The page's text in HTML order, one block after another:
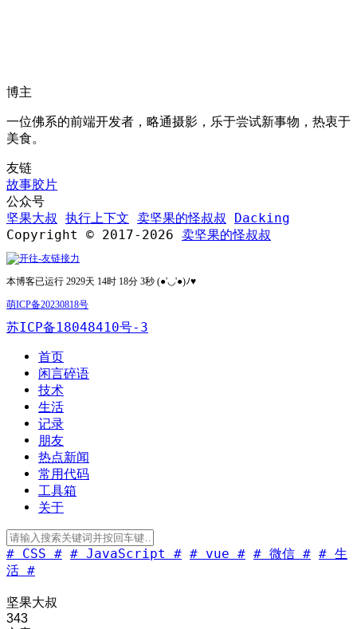
博主
一位佛系的前端开发者，略通摄影，乐于尝试新事物，热衷于
美食。
友链
故事胶片
公众号
坚果大叔 执行上下文 卖坚果的怪叔叔
Dacking
Copyright © 2017-2026 卖坚果的怪叔叔
本博客已运行 2929天 14时 18分 3秒 (●'◡'●)ﾉ♥
萌ICP备20230818号
苏ICP备18048410号-3
首页
闲言碎语
技术
生活
记录
朋友
热点新闻
常用代码
工具箱
关于
# CSS # # JavaScript # # vue # # 微信 # # 生
活 #
坚果大叔
343